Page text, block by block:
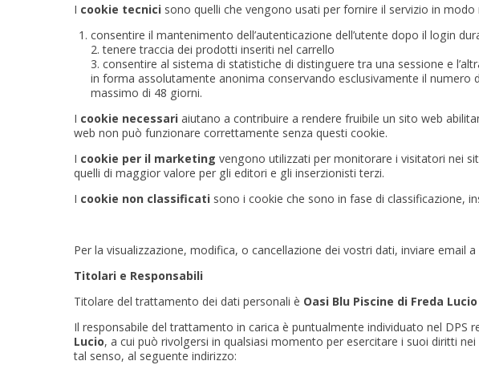
I cookie tecnici sono quelli che vengono usati per fornire il servizio in
consentire il mantenimento dell’autenticazione dell’utente dopo il login
2. tenere traccia dei prodotti inseriti nel carrello
3. consentire al sistema di statistiche di distinguere tra una sessione e
in forma assolutamente anonima conservando esclusivamente il
massimo di 48 giorni.
I cookie necessari aiutano a contribuire a rendere fruibile un sito web
web non può funzionare correttamente senza questi cookie.
I cookie per il marketing vengono utilizzati per monitorare i visitatori nei
quelli di maggior valore per gli editori e gli inserzionisti terzi.
I cookie non classificati sono i cookie che sono in fase di classificazione,
Per la visualizzazione, modifica, o cancellazione dei vostri dati, inviare email
Titolari e Responsabili
Titolare del trattamento dei dati personali è Oasi Blu Piscine di Freda Lucio
Il responsabile del trattamento in carica è puntualmente individuato nel
Lucio, a cui può rivolgersi in qualsiasi momento per esercitare i suoi diritti
tal senso, al seguente indirizzo: